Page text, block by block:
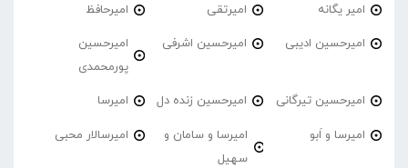
امیر یگانه امیرتقی امیرحافظ
امیرحسین ادیبی امیرحسین اشرفی
امیرحسین
پورمحمدی
امیرحسین تیرگانی امیرحسین زنده دل امیرسا
امیرسا و اَبو
امیرسا و سامان و
سهیل
امیرسالار محبی